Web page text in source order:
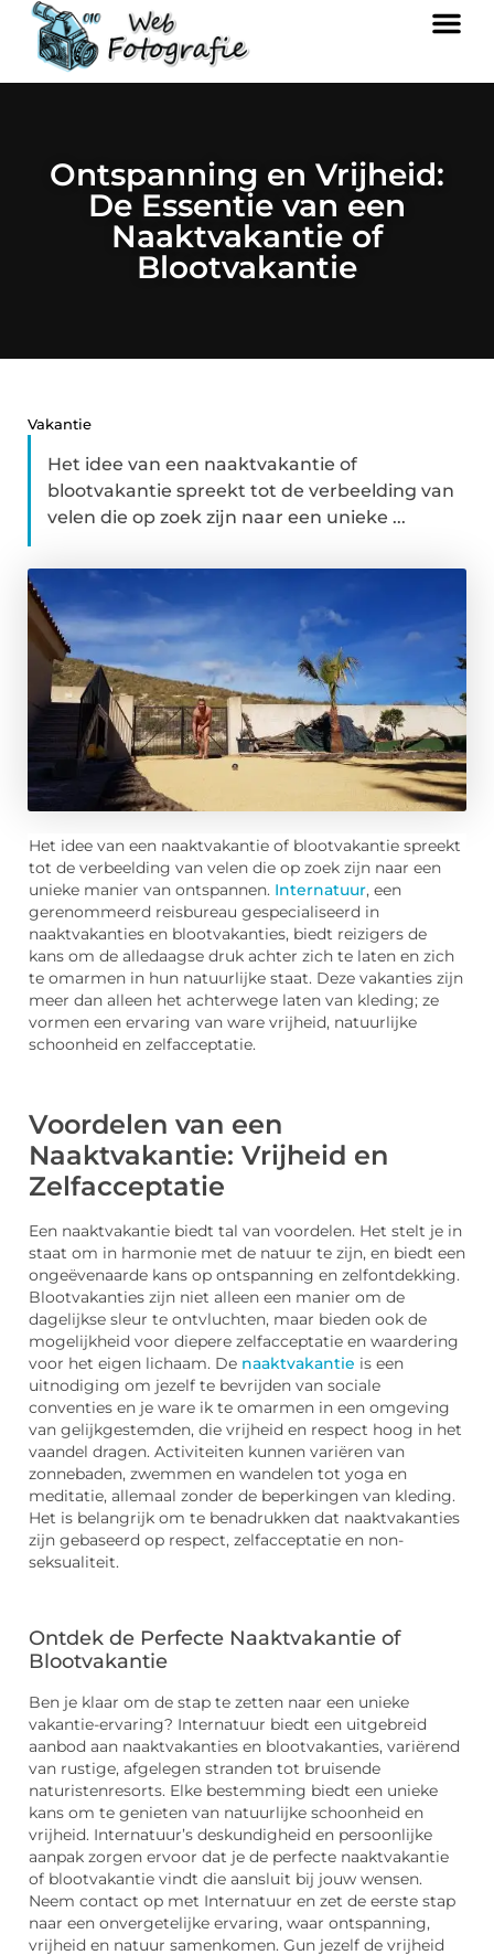
Ontspanning en Vrijheid:
De Essentie van een
Naaktvakantie of
Blootvakantie
Vakantie
Het idee van een naaktvakantie of
blootvakantie spreekt tot de verbeelding van
velen die op zoek zijn naar een unieke ...
Het idee van een naaktvakantie of blootvakantie spreekt
tot de verbeelding van velen die op zoek zijn naar een
unieke manier van ontspannen. Internatuur, een
gerenommeerd reisbureau gespecialiseerd in
naaktvakanties en blootvakanties, biedt reizigers de
kans om de alledaagse druk achter zich te laten en zich
te omarmen in hun natuurlijke staat. Deze vakanties zijn
meer dan alleen het achterwege laten van kleding; ze
vormen een ervaring van ware vrijheid, natuurlijke
schoonheid en zelfacceptatie.
Voordelen van een
Naaktvakantie: Vrijheid en
Zelfacceptatie
Een naaktvakantie biedt tal van voordelen. Het stelt je in
staat om in harmonie met de natuur te zijn, en biedt een
ongeëvenaarde kans op ontspanning en zelfontdekking.
Blootvakanties zijn niet alleen een manier om de
dagelijkse sleur te ontvluchten, maar bieden ook de
mogelijkheid voor diepere zelfacceptatie en waardering
voor het eigen lichaam. De naaktvakantie is een
uitnodiging om jezelf te bevrijden van sociale
conventies en je ware ik te omarmen in een omgeving
van gelijkgestemden, die vrijheid en respect hoog in het
vaandel dragen. Activiteiten kunnen variëren van
zonnebaden, zwemmen en wandelen tot yoga en
meditatie, allemaal zonder de beperkingen van kleding.
Het is belangrijk om te benadrukken dat naaktvakanties
zijn gebaseerd op respect, zelfacceptatie en non-
seksualiteit.
Ontdek de Perfecte Naaktvakantie of
Blootvakantie
Ben je klaar om de stap te zetten naar een unieke
vakantie-ervaring? Internatuur biedt een uitgebreid
aanbod aan naaktvakanties en blootvakanties, variërend
van rustige, afgelegen stranden tot bruisende
naturistenresorts. Elke bestemming biedt een unieke
kans om te genieten van natuurlijke schoonheid en
vrijheid. Internatuur’s deskundigheid en persoonlijke
aanpak zorgen ervoor dat je de perfecte naaktvakantie
of blootvakantie vindt die aansluit bij jouw wensen.
Neem contact op met Internatuur en zet de eerste stap
naar een onvergetelijke ervaring, waar ontspanning,
vrijheid en natuur samenkomen. Gun jezelf de vrijheid